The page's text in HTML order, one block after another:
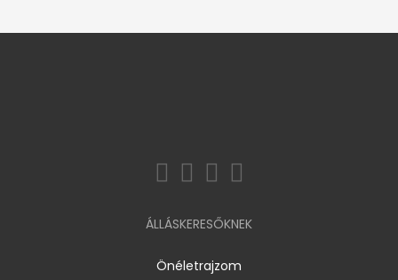
ÁLLÁSKERESŐKNEK
Önéletrajzom